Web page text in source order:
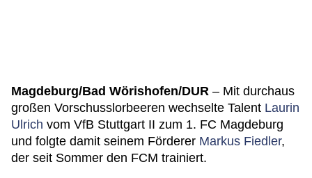
Magdeburg/Bad Wörishofen/DUR – Mit durchaus
großen Vorschusslorbeeren wechselte Talent Laurin
Ulrich vom VfB Stuttgart II zum 1. FC Magdeburg
und folgte damit seinem Förderer Markus Fiedler,
der seit Sommer den FCM trainiert.